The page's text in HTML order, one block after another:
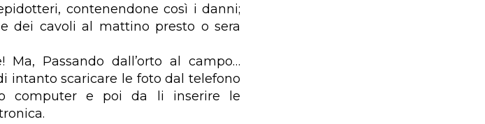
contenendone così i danni;
dei cavoli al mattino presto o sera
Passando dall’orto al campo…
intanto scaricare le foto dal telefono
computer e poi da li inserire le